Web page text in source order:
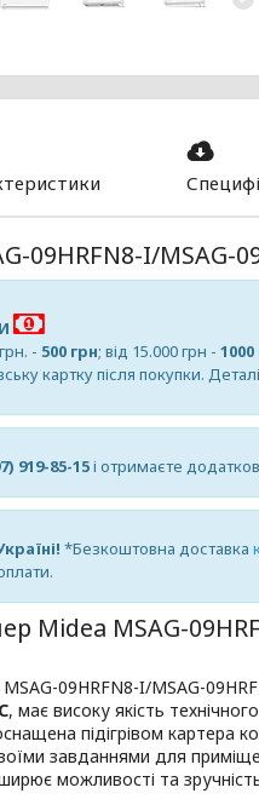
09HRFN8-I/MSAG-
- 500 грн; від 15.000 грн - 1000
картку після покупки.
919-85-15і отримаєте
*Безкоштовна доставка
Midea MSAG-
09HRFN8-I/MSAG-
, має високу якість
підігрівом картера
завданнями для
можливості та